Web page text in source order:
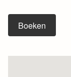
Boeken